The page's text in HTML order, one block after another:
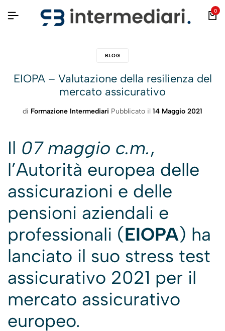
0
BLOG
EIOPA – Valutazione della resilienza del
mercato assicurativo
di Formazione Intermediari Pubblicato il 14 Maggio 2021
Il 07 maggio c.m.,
l’Autorità europea delle
assicurazioni e delle
pensioni aziendali e
professionali (EIOPA) ha
lanciato il suo stress test
assicurativo 2021 per il
mercato assicurativo
europeo.